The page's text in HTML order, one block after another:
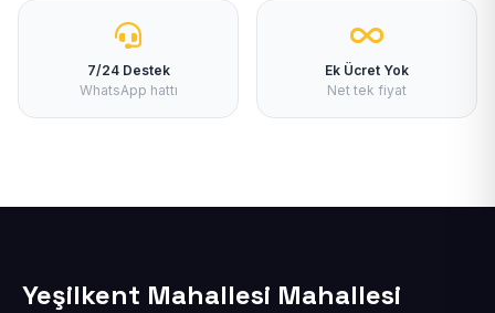
7/24 Destek
WhatsApp hattı
Ek Ücret Yok
Net tek fiyat
Yeşilkent Mahallesi Mahallesi